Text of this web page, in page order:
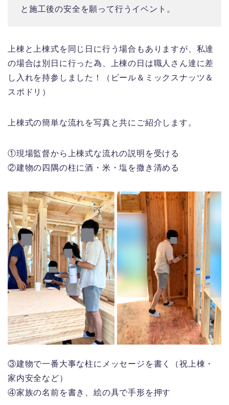
と施工後の安全を願って行うイベント。
上棟と上棟式を同じ日に行う場合もありますが、私達
の場合は別日に行った為、上棟の日は職人さん達に差
し入れを持参しました！（ビール＆ミックスナッツ＆
スポドリ）
上棟式の簡単な流れを写真と共にご紹介します。
①現場監督から上棟式な流れの説明を受ける
②建物の四隅の柱に酒・米・塩を撒き清める
③建物で一番大事な柱にメッセージを書く（祝上棟・
家内安全など）
④家族の名前を書き、絵の具で手形を押す